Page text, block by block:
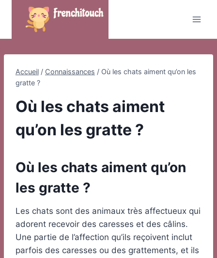
Accueil / Connaissances / Où les chats aiment qu’on les
gratte ?
Où les chats aiment
qu’on les gratte ?
Où les chats aiment qu’on
les gratte ?
Les chats sont des animaux très affectueux qui
adorent recevoir des caresses et des câlins.
Une partie de l’affection qu’ils reçoivent inclut
parfois des caresses ou des grattements, et ils